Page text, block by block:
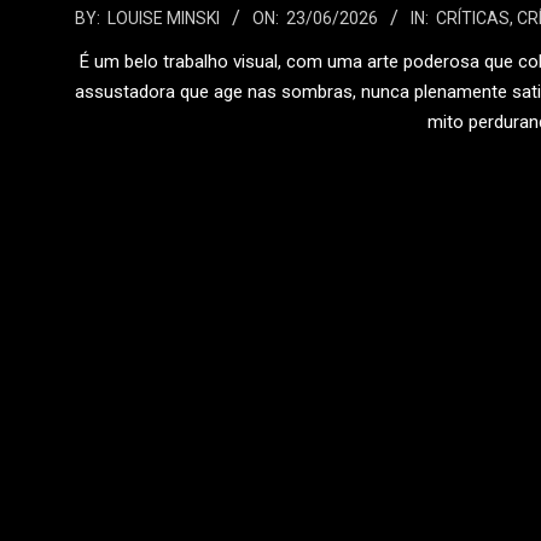
2026-
06-
BY: LOUISE MINSKI ON: 23/06/2026 IN: CRÍTICAS,
É um belo trabalho visual, com uma arte poderosa que
assustadora que age nas sombras, nunca plenamente
mito